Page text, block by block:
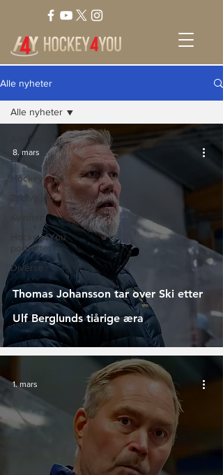
Alle nyheter
Alle nyheter
EHL
HockeyLiga1
2. divisjon
Hockey4You
portrettet
Diverse
Alle nyheter
Thomas Johansson tar over Ski etter
Ulf Berglunds tiårige æra
8. mars
1. mars